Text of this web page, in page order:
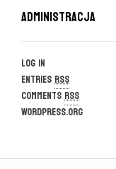
Administracja
Log in
EntriesRSS
CommentsRSS
WordPress.org